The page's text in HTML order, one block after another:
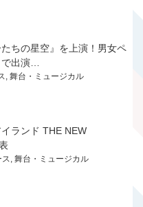
ちの星空』を上演！男女ペ
で出演…
, 舞台・ミュージカル
イランド THE NEW
ス, 舞台・ミュージカル